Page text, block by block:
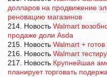
долларов на продвижение
реновацию магазинов
214. Новость Walmart
продаже доли Asda
215. Новость Walmart +
216. Новость Walmart
217. Новость Крупнейшая
планирует торговать